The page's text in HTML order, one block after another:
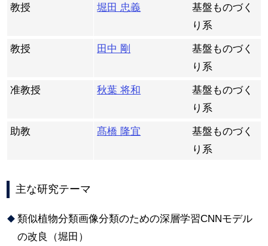
教授 堀田 忠義
基盤ものづく
り系
教授 田中 剛
基盤ものづく
り系
准教授 秋葉 将和
基盤ものづく
り系
助教 髙橋 隆宜
基盤ものづく
り系
主な研究テーマ
類似植物分類画像分類のための深層学習CNNモデル
の改良（堀田）